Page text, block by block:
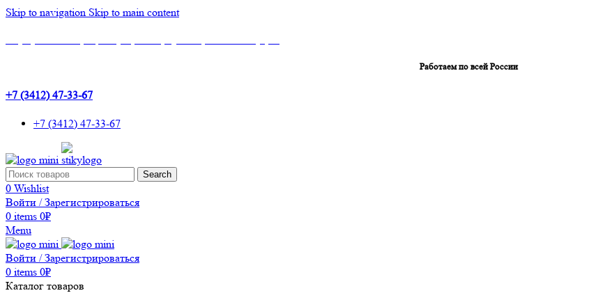
Skip to navigation Skip to main content
Работаем по всей России
+7 (3412) 47-33-67
+7 (3412) 47-33-67
Search
0 Wishlist
Войти / Зарегистрироваться
0 items 0₽
Menu
Войти / Зарегистрироваться
0 items 0₽
Каталог товаров